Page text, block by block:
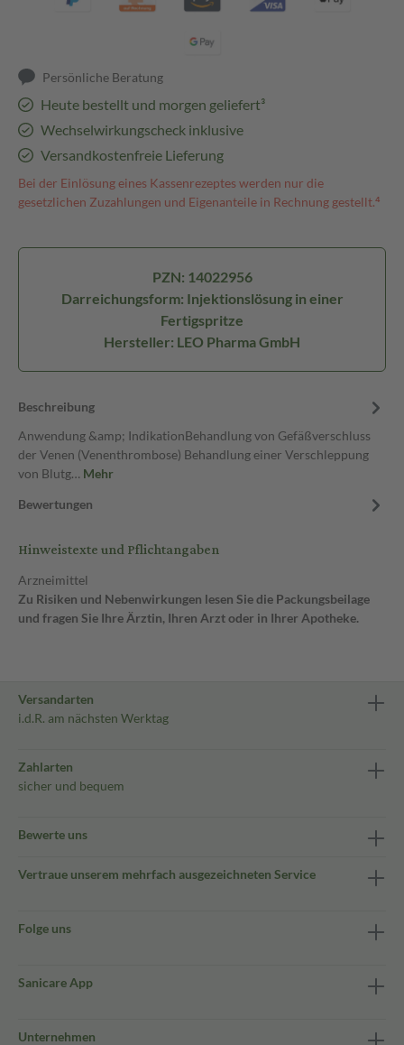
Persönliche Beratung
Heute bestellt und morgen geliefert³
Wechselwirkungscheck inklusive
Versandkostenfreie Lieferung
Bei der Einlösung eines Kassenrezeptes werden nur die
gesetzlichen Zuzahlungen und Eigenanteile in Rechnung gestellt.⁴
PZN: 14022956
Darreichungsform: Injektionslösung in einer
Fertigspritze
Hersteller: LEO Pharma GmbH
Beschreibung
Anwendung &amp; IndikationBehandlung von Gefäßverschluss
der Venen (Venenthrombose) Behandlung einer Verschleppung
von Blutg… Mehr
Bewertungen
Hinweistexte und Pflichtangaben
Arzneimittel
Zu Risiken und Nebenwirkungen lesen Sie die Packungsbeilage
und fragen Sie Ihre Ärztin, Ihren Arzt oder in Ihrer Apotheke.
Versandarten
i.d.R. am nächsten Werktag
Zahlarten
sicher und bequem
Bewerte uns
Vertraue unserem mehrfach ausgezeichneten Service
Folge uns
Sanicare App
Unternehmen